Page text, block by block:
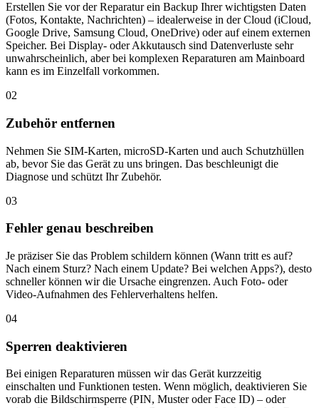
Erstellen Sie vor der Reparatur ein Backup Ihrer wichtigsten Daten
(Fotos, Kontakte, Nachrichten) – idealerweise in der Cloud (iCloud,
Google Drive, Samsung Cloud, OneDrive) oder auf einem externen
Speicher. Bei Display- oder Akkutausch sind Datenverluste sehr
unwahrscheinlich, aber bei komplexen Reparaturen am Mainboard
kann es im Einzelfall vorkommen.
02
Zubehör entfernen
Nehmen Sie SIM-Karten, microSD-Karten und auch Schutzhüllen
ab, bevor Sie das Gerät zu uns bringen. Das beschleunigt die
Diagnose und schützt Ihr Zubehör.
03
Fehler genau beschreiben
Je präziser Sie das Problem schildern können (Wann tritt es auf?
Nach einem Sturz? Nach einem Update? Bei welchen Apps?), desto
schneller können wir die Ursache eingrenzen. Auch Foto- oder
Video-Aufnahmen des Fehlerverhaltens helfen.
04
Sperren deaktivieren
Bei einigen Reparaturen müssen wir das Gerät kurzzeitig
einschalten und Funktionen testen. Wenn möglich, deaktivieren Sie
vorab die Bildschirmsperre (PIN, Muster oder Face ID) – oder